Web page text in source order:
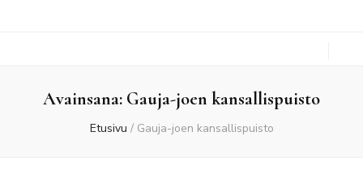
Avainsana: Gauja-joen kansallispuisto
Etusivu / Gauja-joen kansallispuisto